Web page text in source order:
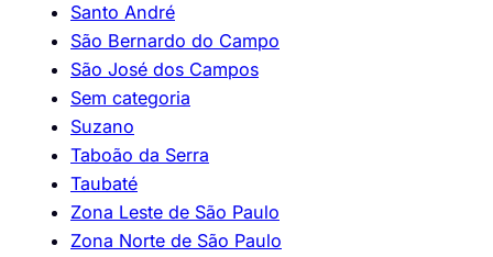
Santo André
São Bernardo do Campo
São José dos Campos
Sem categoria
Suzano
Taboão da Serra
Taubaté
Zona Leste de São Paulo
Zona Norte de São Paulo